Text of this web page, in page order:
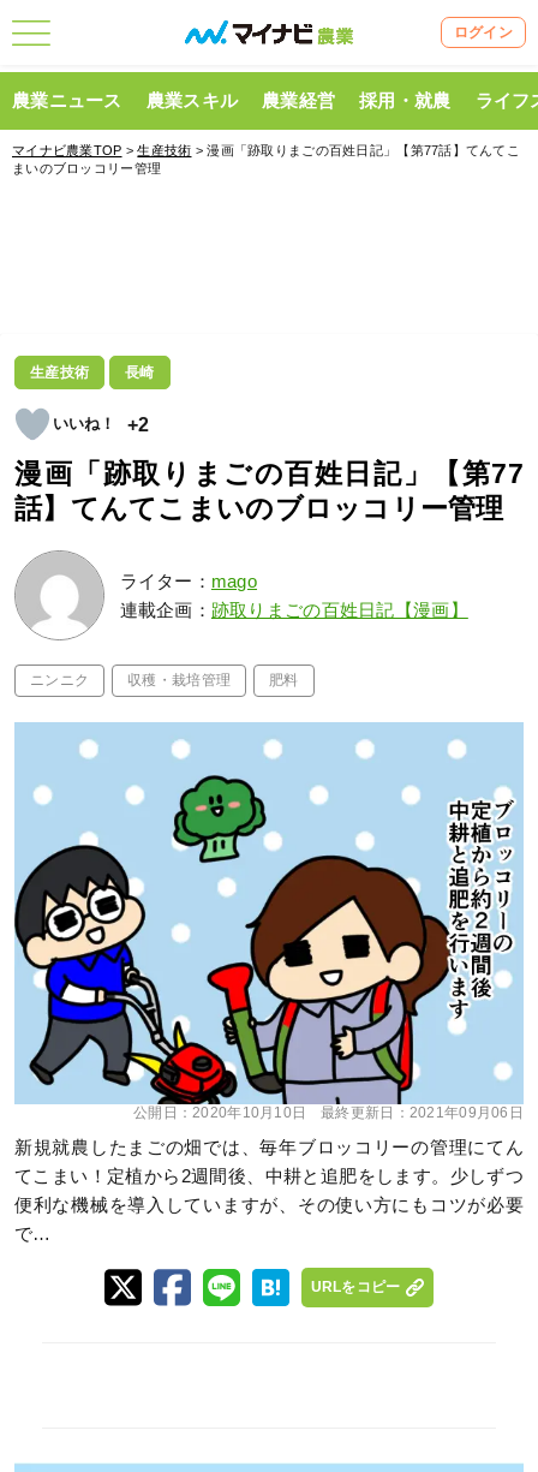
ログイン
農業ニュース 農業スキル 農業経営 採用・就農 ライフ
マイナビ農業TOP >生産技術 > 漫画「跡取りまごの百姓日記」【第77話】てんてこ
まいのブロッコリー管理
生産技術 長崎
+2
漫画「跡取りまごの百姓日記」【第77
話】てんてこまいのブロッコリー管理
ライター： mago
連載企画： 跡取りまごの百姓日記【漫画】
ニンニク 収穫・栽培管理 肥料
公開日：2020年10月10日 最終更新日： 2021年09月06日
新規就農したまごの畑では、毎年ブロッコリーの管理にてん
てこまい！定植から2週間後、中耕と追肥をします。少しずつ
便利な機械を導入していますが、その使い方にもコツが必要
で…
URLをコピー